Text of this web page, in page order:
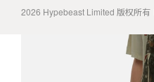
2026 Hypebeast Limited 版权所有